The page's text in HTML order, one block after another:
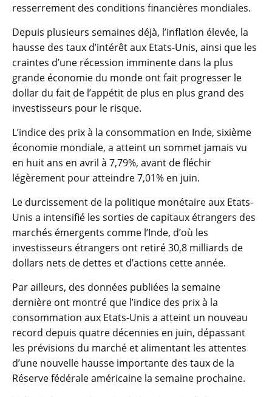
resserrement des conditions financières mondiales.
Depuis plusieurs semaines déjà, l’inflation élevée, la
hausse des taux d’intérêt aux Etats-Unis, ainsi que les
craintes d’une récession imminente dans la plus
grande économie du monde ont fait progresser le
dollar du fait de l’appétit de plus en plus grand des
investisseurs pour le risque.
L’indice des prix à la consommation en Inde, sixième
économie mondiale, a atteint un sommet jamais vu
en huit ans en avril à 7,79%, avant de fléchir
légèrement pour atteindre 7,01% en juin.
Le durcissement de la politique monétaire aux Etats-
Unis a intensifié les sorties de capitaux étrangers des
marchés émergents comme l’Inde, d’où les
investisseurs étrangers ont retiré 30,8 milliards de
dollars nets de dettes et d’actions cette année.
Par ailleurs, des données publiées la semaine
dernière ont montré que l’indice des prix à la
consommation aux Etats-Unis a atteint un nouveau
record depuis quatre décennies en juin, dépassant
les prévisions du marché et alimentant les attentes
d’une nouvelle hausse importante des taux de la
Réserve fédérale américaine la semaine prochaine.